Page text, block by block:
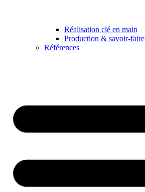
Réalisation clé en main
Production & savoir-faire
Références